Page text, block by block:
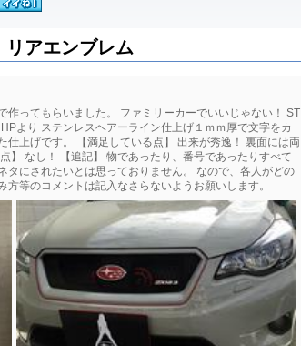
アエンブレム
作ってもらいました。 ファミリーカーでいいじゃない！ ST
より ステンレスヘアーライン仕上げ１ｍｍ厚で文字をカ
上げです。 【満足している点】 出来が秀逸！ 裏面には両
】 なし！ 【追記】 物であったり、番号であったりすべて
にされたいとは思っておりません。 なので、各人がどの
等のコメントは記入なさらないようお願いします。